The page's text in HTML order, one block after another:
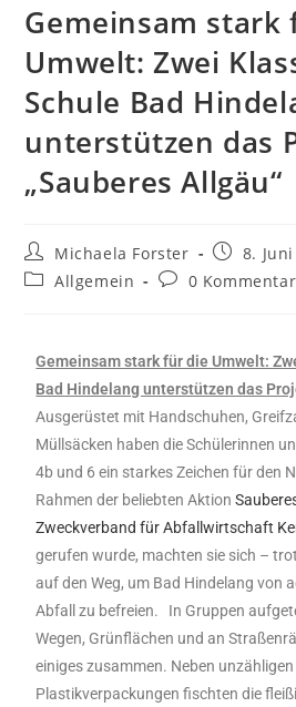
Gemeinsam stark
Umwelt: Zwei
Schule Bad
unterstützen das
„Sauberes Allgäu“
Michaela Forster
8.
Allgemein
0
Gemeinsam stark für die Umwelt:
Bad Hindelang unterstützen das
Ausgerüstet mit Handschuhen,
Müllsäcken haben die Schülerinnen
4b und 6 ein starkes Zeichen für den
Rahmen der beliebten Aktion
Zweckverband für Abfallwirtschaft
gerufen wurde, machten sie sich –
auf den Weg, um Bad Hindelang von
Abfall zu befreien. In Gruppen
Wegen, Grünflächen und an
einiges zusammen. Neben
Plastikverpackungen fischten die